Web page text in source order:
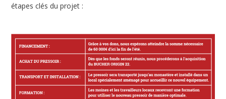
étapes clés du projet :